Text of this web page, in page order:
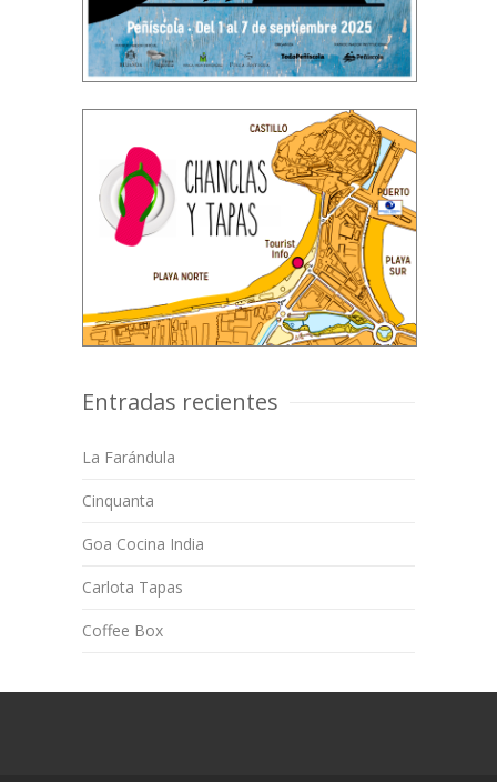
Entradas recientes
La Farándula
Cinquanta
Goa Cocina India
Carlota Tapas
Coffee Box